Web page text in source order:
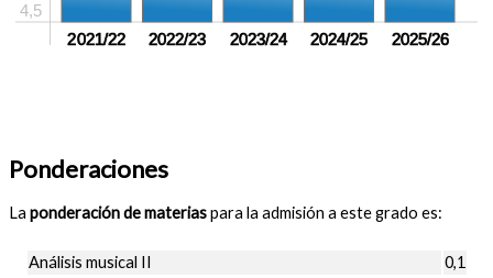
4,5
2021/22 2022/23 2023/24 2024/25 2025/26
Ponderaciones
La ponderación de materiaspara la admisión a este grado es:
Análisis musical II
0,1